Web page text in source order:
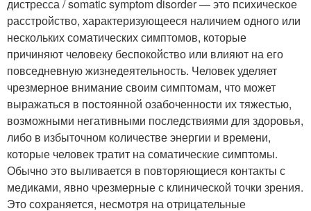
дистресса / somatic symptom disorder — это психическое
расстройство, характеризующееся наличием одного или
нескольких соматических симптомов, которые
причиняют человеку беспокойство или влияют на его
повседневную жизнедеятельность. Человек уделяет
чрезмерное внимание своим симптомам, что может
выражаться в постоянной озабоченности их тяжестью,
возможными негативными последствиями для здоровья,
либо в избыточном количестве энергии и времени,
которые человек тратит на соматические симптомы.
Обычно это выливается в повторяющиеся контакты с
медиками, явно чрезмерные с клинической точки зрения.
Это сохраняется, несмотря на отрицательные